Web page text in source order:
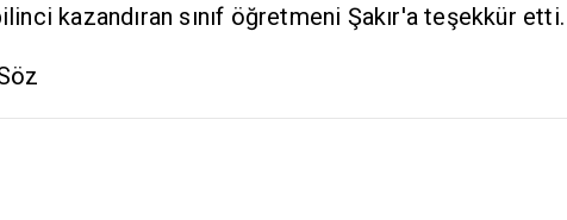
kazandıran sınıf öğretmeni Şakır'a teşekkür etti.